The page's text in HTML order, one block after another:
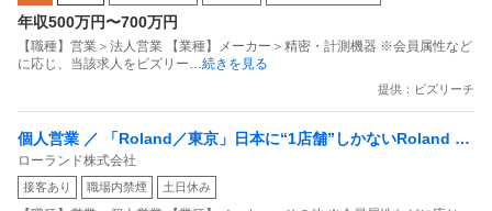
年収500万円〜700万円
【職種】営業＞法人営業 【業種】メーカー＞精密・計測機器 ※会員属性など
に応じ、当該求人をビズリー…続きを見る
提供：ビズリーチ
個人営業 ／ 「Roland／東京」日本に“1店舗”しかないRoland St
ore Tokyoの顔として／最高の音楽体験へと導く／イベント企
画・販売スペシャリスト
ローランド株式会社
接客あり 職場内禁煙 土日休み